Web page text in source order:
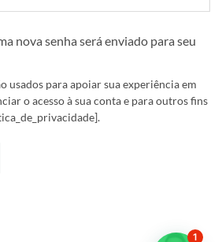
nova senha será enviado para seu
usados ​​para apoiar sua experiência em
o acesso à sua conta e para outros fins
1